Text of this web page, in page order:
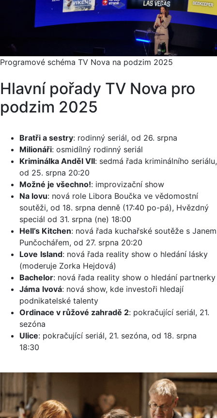
Programové schéma TV Nova na podzim 2025
Hlavní pořady TV Nova pro
podzim 2025
Bratři a sestry: rodinný seriál, od 26. srpna
Milionáři: osmidílný rodinný seriál
Kriminálka Anděl VII: sedmá řada kriminálního seriálu,
od 25. srpna 20:20
Možné je všechno!: improvizační show
Na lovu: nová role Libora Boučka ve vědomostní
soutěži, od 18. srpna denně (17:40 po-pá), Hvězdný
speciál od 31. srpna (ne) 18:00
Hell’s Kitchen: nová řada kuchařské soutěže s Janem
Punčochářem, od 27. srpna 20:20
Love Island: nová řada reality show o hledání lásky
(moderuje Zorka Hejdová)
Bachelor: nová řada reality show o hledání partnerky
Jáma lvová: nová show, kde investoři hledají
podnikatelské talenty
Ordinace v růžové zahradě 2: pokračující seriál, 21.
sezóna
Ulice: pokračující seriál, 21. sezóna, od 18. srpna
18:30